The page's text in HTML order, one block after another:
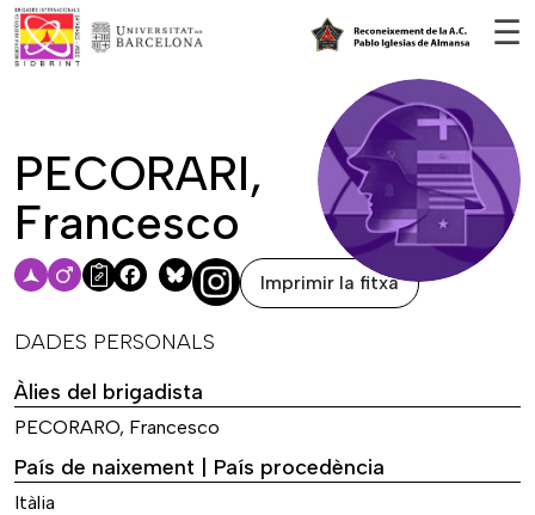
☰
PECORARI,
Francesco
Facebook
Bluesky Imprimir la fitxa
DADES PERSONALS
Àlies del brigadista
PECORARO, Francesco
País de naixement | País procedència
Itàlia